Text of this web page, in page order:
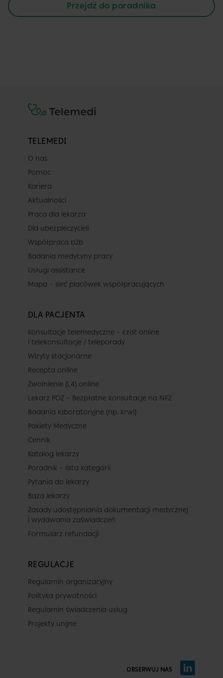
Przejdź do poradnika
TELEMEDI
O nas
Pomoc
Kariera
Aktualności
Praca dla lekarza
Dla ubezpieczycieli
Współpraca b2b
Badania medycyny pracy
Usługi assistance
Mapa – sieć placówek współpracujących
DLA PACJENTA
Konsultacje telemedyczne – czat online
i telekonsultacje / teleporady
Wizyty stacjonarne
Recepta online
Zwolnienie (L4) online
Lekarz POZ – Bezpłatne konsultacje na NFZ
Badania laboratoryjne (np. krwi)
Pakiety Medyczne
Cennik
Katalog lekarzy
Poradnik – lista kategorii
Pytania do lekarzy
Baza lekarzy
Zasady udostępniania dokumentacji medycznej
i wydawania zaświadczeń
Formularz refundacji
REGULACJE
Regulamin organizacyjny
Polityka prywatności
Regulamin świadczenia usług
Projekty unijne
OBSERWUJ NAS